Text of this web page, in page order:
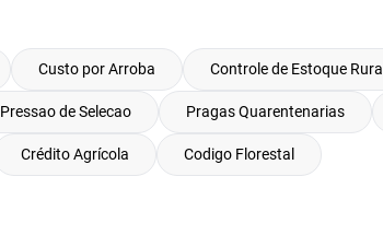
Custo por Arroba Controle de Estoque Rural
Pressao de Selecao Pragas Quarentenarias
Crédito Agrícola Codigo Florestal